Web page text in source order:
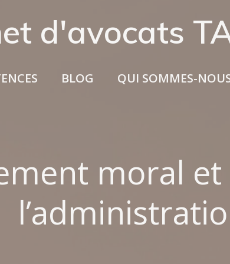
d'avocats
BLOG QUI SOMMES-
moral